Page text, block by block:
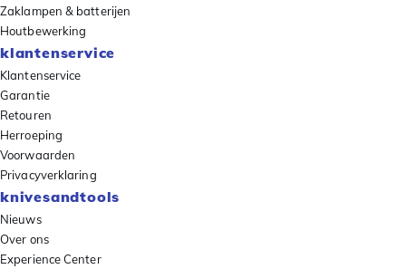
Zaklampen & batterijen
Houtbewerking
klantenservice
Klantenservice
Garantie
Retouren
Herroeping
Voorwaarden
Privacyverklaring
knivesandtools
Nieuws
Over ons
Experience Center